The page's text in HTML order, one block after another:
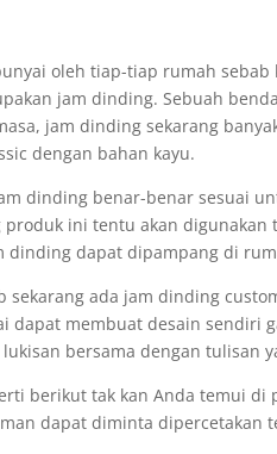
oleh tiap-tiap rumah sebab
jam dinding. Sebuah
jam dinding sekarang
dengan bahan kayu.
dinding benar-benar sesuai
ini tentu akan digunakan
dinding dapat dipampang di
sekarang ada jam dinding
dapat membuat desain sendiri
bersama dengan tulisan
berikut tak kan Anda temui di
dapat diminta dipercetakan